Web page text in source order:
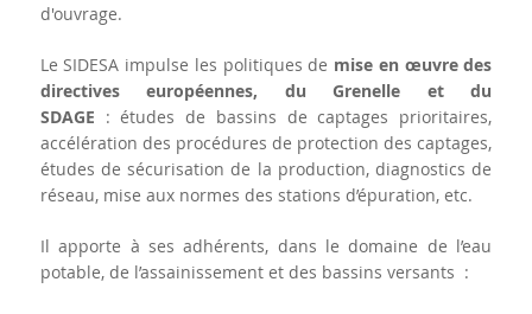
d'ouvrage.
Le SIDESA impulse les politiques de mise en œuvre des
directives européennes, du Grenelle et du
SDAGE : études de bassins de captages prioritaires,
accélération des procédures de protection des captages,
études de sécurisation de la production, diagnostics de
réseau, mise aux normes des stations d’épuration, etc.
Il apporte à ses adhérents, dans le domaine de l’eau
potable, de l’assainissement et des bassins versants :